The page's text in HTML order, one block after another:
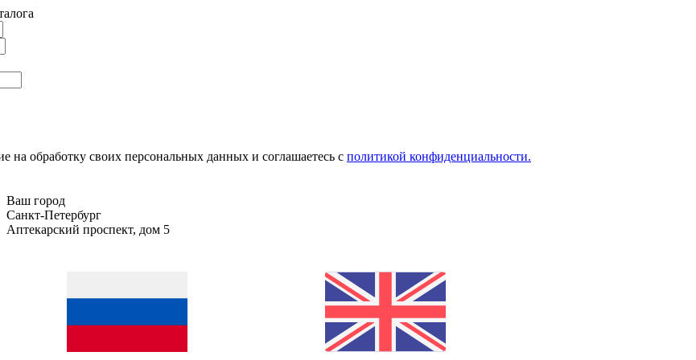
на обработку своих персональных данных и соглашаетесь с политикой конфиденциальности.
Ваш город
Санкт-Петербург
Аптекарский проспект, дом 5